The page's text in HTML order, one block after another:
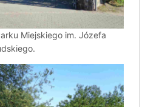
Miejskiego im. Józefa